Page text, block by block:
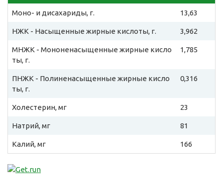
Моно- и дисахариды, г. 13,63
НЖК - Насыщенные жирные кислоты, г. 3,962
МНЖК - Мононенасыщенные жирные кисло
ты, г.
1,785
ПНЖК - Полиненасыщенные жирные кисло
ты, г.
0,316
Холестерин, мг 23
Натрий, мг 81
Калий, мг 166